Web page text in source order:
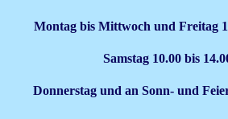
Montag bis Mittwoch und Freitag
Samstag 10.00 bis
Donnerstag und an Sonn- und